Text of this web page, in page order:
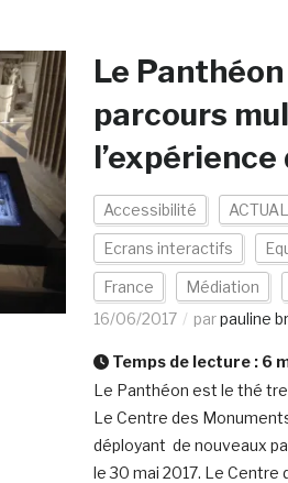
Le
parcours
Accessibilité
Ecrans interactifs
France Médiation
16/06/2017
parpauline
Temps de lecture : 6
Le Panthéon est le thé tre
Le Centre des
déployant de nouveaux
le 30 mai 2017. Le